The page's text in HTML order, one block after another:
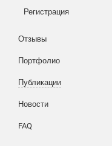
Регистрация
Отзывы
Портфолио
Публикации
Новости
FAQ
Написать тикет
Разное
WEB и технологии